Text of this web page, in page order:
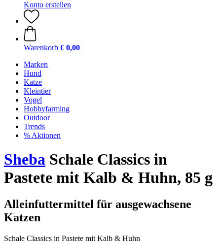
Konto erstellen
Warenkorb € 0,00
Marken
Hund
Katze
Kleintier
Vogel
Hobbyfarming
Outdoor
Trends
% Aktionen
Sheba Schale Classics in
Pastete mit Kalb & Huhn, 85 g
Alleinfuttermittel für ausgewachsene
Katzen
Schale Classics in Pastete mit Kalb & Huhn